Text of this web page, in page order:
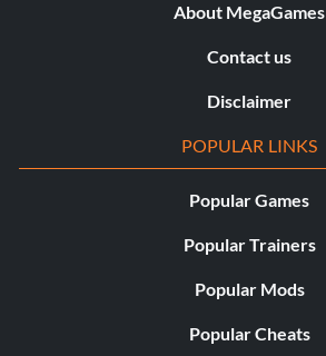
About MegaGames
Contact us
Disclaimer
POPULAR LINKS
Popular Games
Popular Trainers
Popular Mods
Popular Cheats